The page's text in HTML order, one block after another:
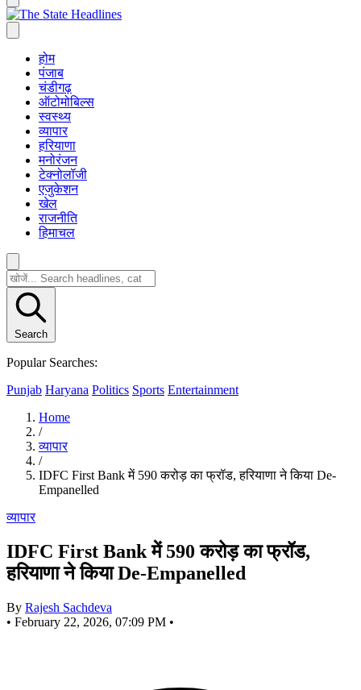
होम
पंजाब
चंडीगढ़
ऑटोमोबिल्स
स्वस्थ्य
व्यापार
हरियाणा
मनोरंजन
टेक्नोलॉजी
एजुकेशन
खेल
राजनीति
हिमाचल
Search
Popular Searches:
Punjab Haryana Politics Sports Entertainment
Home
/
व्यापार
/
IDFC First Bank में 590 करोड़ का फ्रॉड, हरियाणा ने किया De-
Empanelled
व्यापार
IDFC First Bank में 590 करोड़ का फ्रॉड,
हरियाणा ने किया De-Empanelled
By Rajesh Sachdeva
• February 22, 2026, 07:09 PM •